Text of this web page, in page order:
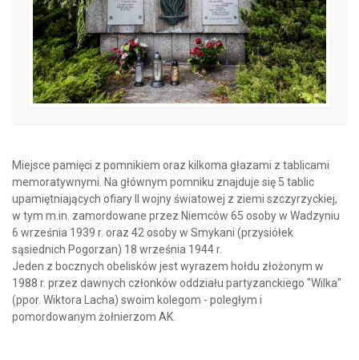
Miejsce pamięci z pomnikiem oraz kilkoma głazami z tablicami
memoratywnymi. Na głównym pomniku znajduje się 5 tablic
upamiętniających ofiary II wojny światowej z ziemi szczyrzyckiej,
w tym m.in. zamordowane przez Niemców 65 osoby w Wadzyniu
6 września 1939 r. oraz 42 osoby w Smykani (przysiółek
sąsiednich Pogorzan) 18 września 1944 r.
Jeden z bocznych obelisków jest wyrazem hołdu złożonym w
1988 r. przez dawnych członków oddziału partyzanckiego "Wilka"
(ppor. Wiktora Lacha) swoim kolegom - poległym i
pomordowanym żołnierzom AK.